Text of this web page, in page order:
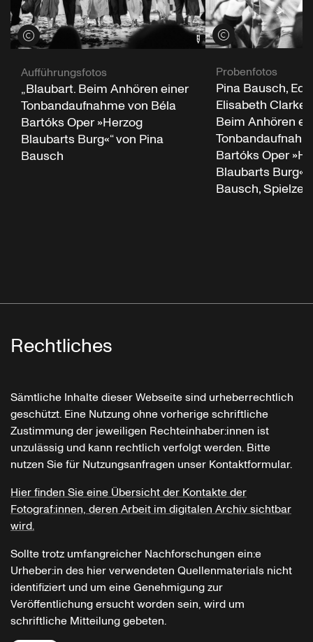
Credits öffnen
Aufführungsfotos
„Blaubart. Beim Anhören einer
Tonbandaufnahme von Béla
Bartóks Oper »Herzog
Blaubarts Burg«“ von Pina
Bausch
Credits öffnen
Probenfotos
Pina Bausch, Ed
Elisabeth Clarke
Beim Anhören
Bartóks Oper
Blaubarts Burg«“
Bausch, Spielzeit
Rechtliches
Sämtliche Inhalte dieser Webseite sind urheberrechtlich
geschützt. Eine Nutzung ohne vorherige schriftliche
Zustimmung der jeweiligen Rechteinhaber:innen ist
unzulässig und kann rechtlich verfolgt werden. Bitte
nutzen Sie für Nutzungsanfragen unser Kontaktformular.
Hier finden Sie eine Übersicht der Kontakte der
Fotograf:innen, deren Arbeit im digitalen Archiv sichtbar
wird.
Sollte trotz umfangreicher Nachforschungen ein:e
Urheber:in des hier verwendeten Quellenmaterials nicht
identifiziert und um eine Genehmigung zur
Veröffentlichung ersucht worden sein, wird um
schriftliche Mitteilung gebeten.